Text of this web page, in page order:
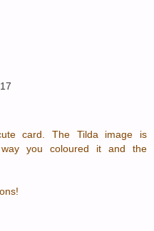
card. The Tilda image is
you coloured it and the